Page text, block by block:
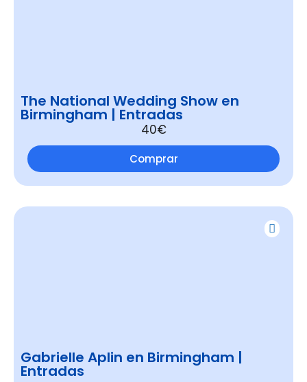
The National Wedding Show en
Birmingham | Entradas
40€
Comprar
Gabrielle Aplin en Birmingham |
Entradas